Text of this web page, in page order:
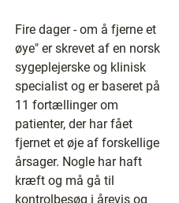
Fire dager - om å fjerne et
øye" er skrevet af en norsk
sygeplejerske og klinisk
specialist og er baseret på
11 fortællinger om
patienter, der har fået
fjernet et øje af forskellige
årsager. Nogle har haft
kræft og må gå til
kontrolbesøg i årevis og